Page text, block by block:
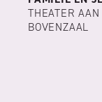
THEATER
BOVENZAAL